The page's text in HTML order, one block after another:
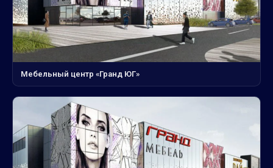
Мебельный центр «Гранд ЮГ»